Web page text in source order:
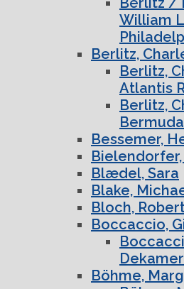
William
Berlitz,
Berlitz,
Atlantis
Berlitz,
Bessemer,
Blædel, Sara
Blake,
Bloch,
Boccaccio,
Böhme,